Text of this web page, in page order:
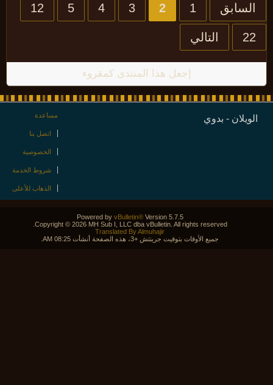
التالي
إجعل هذا المنتدى كمقروء
- بدوي مساعدة
اتصل بنا
الخصوصية
شروط الخدمة
الذهاب للأعلى
Powered byvBulletin®Version 5.7.5
Copyright © 2026 MH Sub I, LLC dba vBulletin. All rights reserved.
Translated By Almuhajir
جميع الأوقات بتوقيت جرينتش +3، هذه الصفحة أنشأت 08:25 AM.